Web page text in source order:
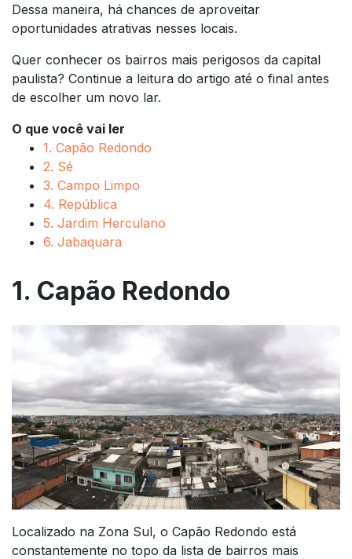
Dessa maneira, há chances de aproveitar
oportunidades atrativas nesses locais.
Quer conhecer os bairros mais perigosos da capital
paulista? Continue a leitura do artigo até o final antes
de escolher um novo lar.
O que você vai ler
1. Capão Redondo
2. Sé
3. Campo Limpo
4. República
5. Jardim Herculano
6. Jabaquara
1. Capão Redondo
Localizado na Zona Sul, o Capão Redondo está
constantemente no topo da lista de bairros mais